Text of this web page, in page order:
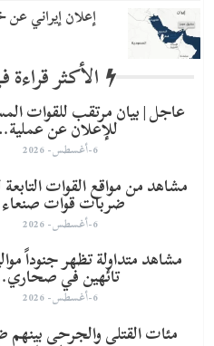
إعلان إيراني
الأكثر قراءة في
عاجل | بيان مرتقب للقوات
للإعلان عن
6-أغسطس- 2026
مشاهد من مواقع القوات
ضربات قوات
6-أغسطس- 2026
مشاهد متداولة تظهر جنوداً
تائهين في
6-أغسطس- 2026
مئات القتلى والجرحى بينهم